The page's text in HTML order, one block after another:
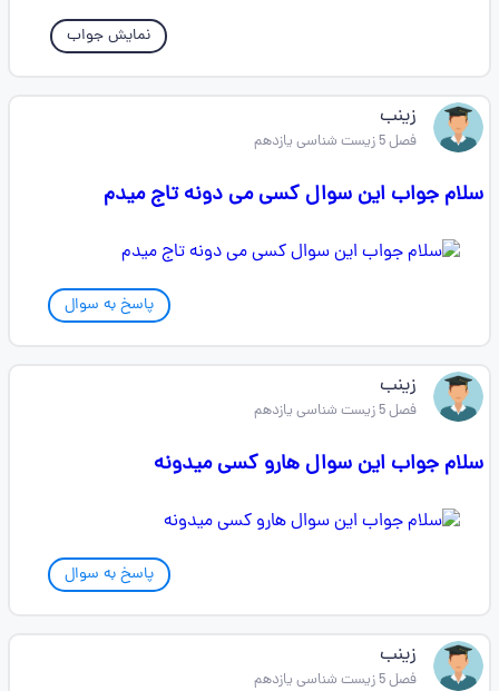
نمایش جواب
زینب
فصل 5 زیست شناسی یازدهم
سلام جواب این سوال کسی می دونه تاج میدم
پاسخ به سوال
زینب
فصل 5 زیست شناسی یازدهم
سلام جواب این سوال هارو کسی میدونه
پاسخ به سوال
زینب
فصل 5 زیست شناسی یازدهم